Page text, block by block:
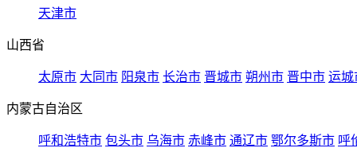
天津市
山西省
太原市 大同市 阳泉市 长治市 晋城市 朔州市 晋中市 运城
内蒙古自治区
呼和浩特市 包头市 乌海市 赤峰市 通辽市 鄂尔多斯市 呼